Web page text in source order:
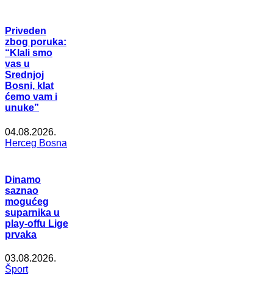
Priveden
zbog poruka:
“Klali smo
vas u
Srednjoj
Bosni, klat
ćemo vam i
unuke”
04.08.2026.
Herceg Bosna
Dinamo
saznao
mogućeg
suparnika u
play-offu Lige
prvaka
03.08.2026.
Šport